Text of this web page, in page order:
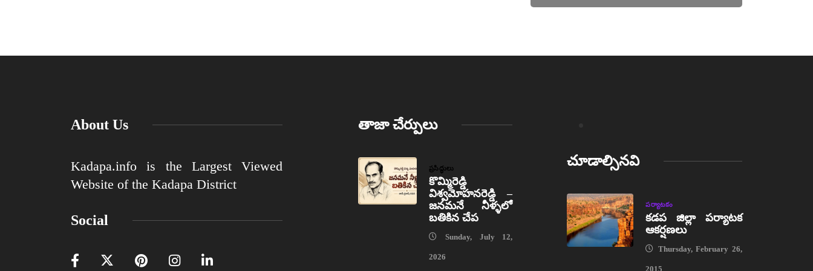
About Us
Kadapa.info is the Largest Viewed
Website of the Kadapa District
Social
తాజా చేర్పులు
ప్రసిద్ధులు
కొమ్మిరెడ్డి
విశ్వమోహనరెడ్డి –
జనమనే నీళ్ళలో
బతికిన చేప
Sunday, July 12,
2026
చూడాల్సినవి
పర్యాటకం
కడప జిల్లా పర్యాటక
ఆకర్షణలు
Thursday, February 26,
2015